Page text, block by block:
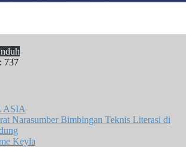
737
ASIA
Narasumber Bimbingan Teknis Literasi di
Keyla